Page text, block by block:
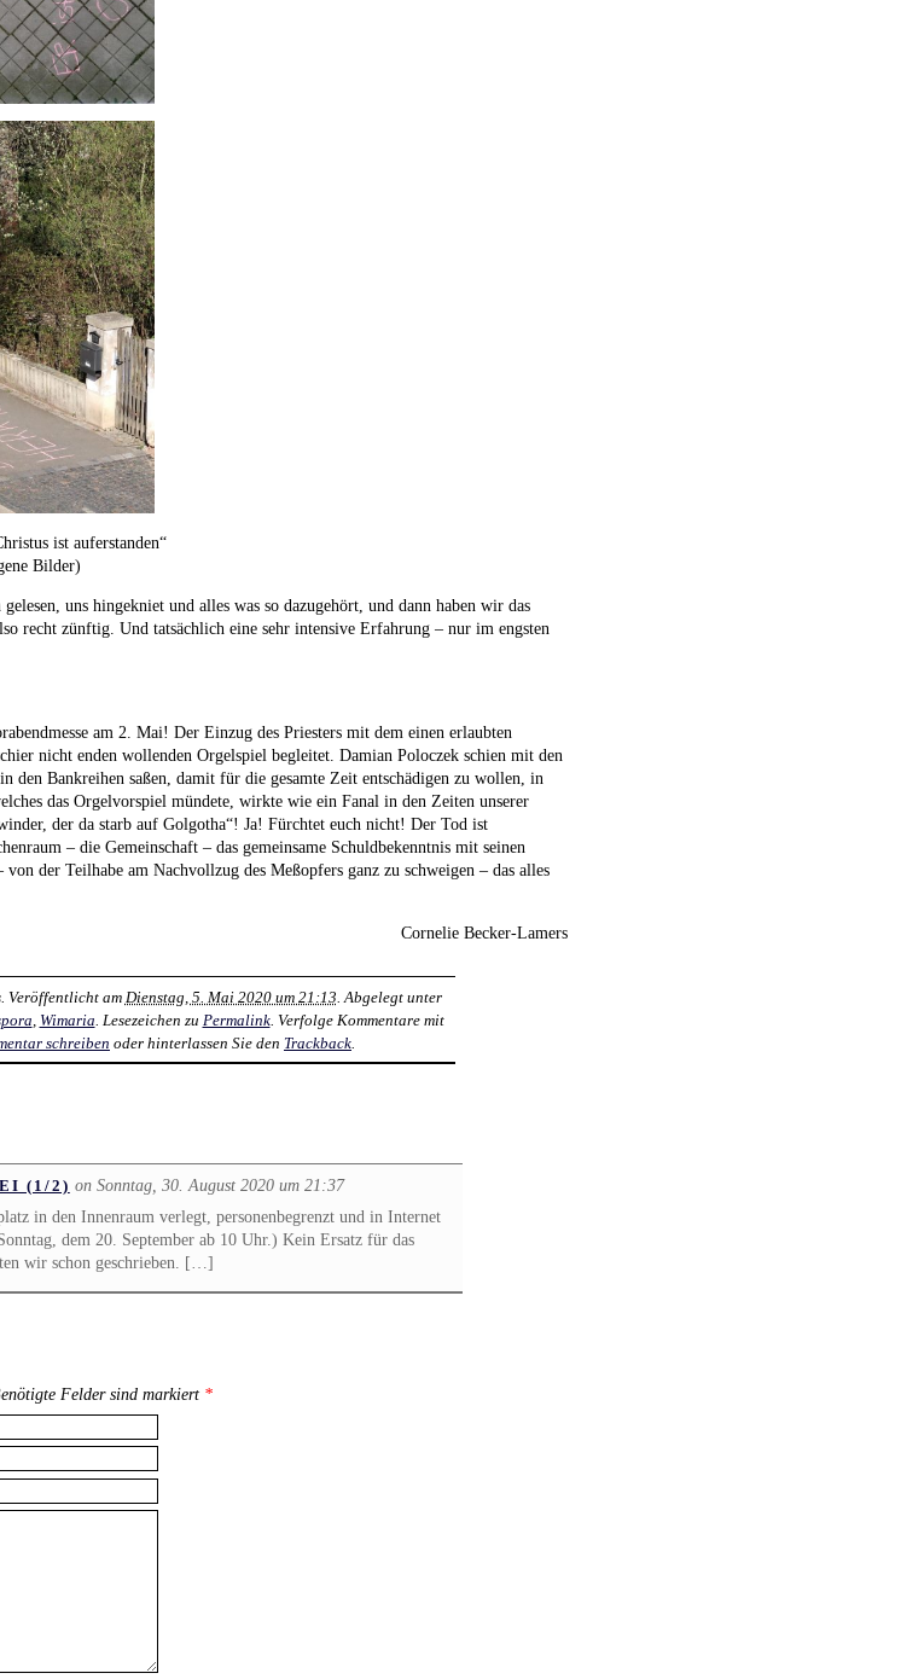
ist auferstanden“
Bilder)
uns hingekniet und alles was so dazugehört, und dann haben wir das
recht zünftig. Und tatsächlich eine sehr intensive Erfahrung – nur im engsten
am 2. Mai! Der Einzug des Priesters mit dem einen erlaubten
nicht enden wollenden Orgelspiel begleitet. Damian Poloczek schien mit den
den Bankreihen saßen, damit für die gesamte Zeit entschädigen zu wollen, in
das Orgelvorspiel mündete, wirkte wie ein Fanal in den Zeiten unserer
der da starb auf Golgotha“! Ja! Fürchtet euch nicht! Der Tod ist
– die Gemeinschaft – das gemeinsame Schuldbekenntnis mit seinen
der Teilhabe am Nachvollzug des Meßopfers ganz zu schweigen – das alles
Cornelie Becker-Lamers
. Veröffentlicht am Dienstag, 5. Mai 2020 um 21:13 . Abgelegt unter
Wimaria . Lesezeichen zu Permalink. Verfolge Kommentare mit
schreiben oder hinterlassen Sie den Trackback
(1/2) on Sonntag, 30. August 2020 um 21:37
in den Innenraum verlegt, personenbegrenzt und in Internet
dem 20. September ab 10 Uhr.) Kein Ersatz für das
wir schon geschrieben. […]
Felder sind markiert *